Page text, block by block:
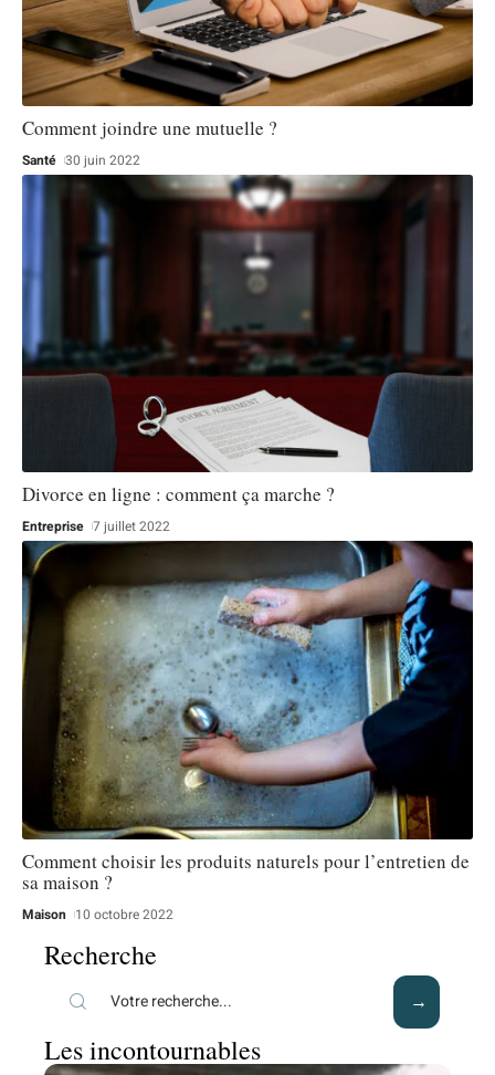
Comment joindre une mutuelle ?
Santé 30 juin 2022
Divorce en ligne : comment ça marche ?
Entreprise 7 juillet 2022
Comment choisir les produits naturels pour l’entretien de
sa maison ?
Maison 10 octobre 2022
Recherche
Les incontournables